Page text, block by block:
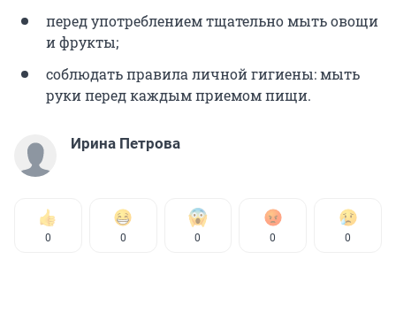
перед употреблением тщательно мыть овощи
и фрукты;
соблюдать правила личной гигиены: мыть
руки перед каждым приемом пищи.
Ирина Петрова
0 0 0 0 0